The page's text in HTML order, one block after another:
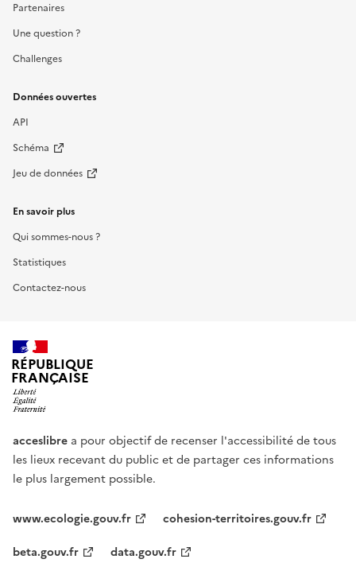
Partenaires
Une question ?
Challenges
Données ouvertes
API
Schéma
Jeu de données
En savoir plus
Qui sommes-nous ?
Statistiques
Contactez-nous
RÉPUBLIQUE
FRANÇAISE
acceslibre a pour objectif de recenser l'accessibilité de tous
les lieux recevant du public et de partager ces informations
le plus largement possible.
www.ecologie.gouv.fr
cohesion-territoires.gouv.fr
beta.gouv.fr
data.gouv.fr